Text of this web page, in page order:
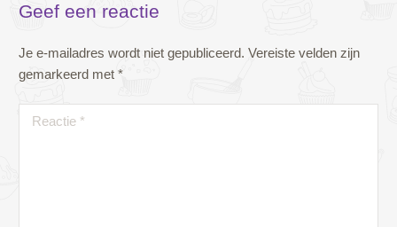
Geef een reactie
Je e-mailadres wordt niet gepubliceerd. Vereiste velden zijn
gemarkeerd met *